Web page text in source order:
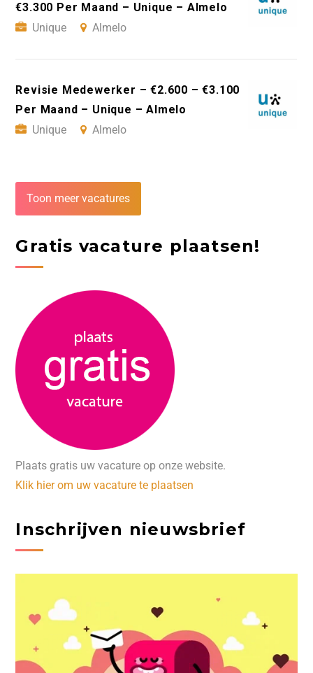
€3.300 Per Maand – Unique – Almelo
Unique
Almelo
Revisie Medewerker – €2.600 – €3.100
Per Maand – Unique – Almelo
Unique
Almelo
Toon meer vacatures
Gratis vacature plaatsen!
Plaats gratis uw vacature op onze website.
Klik hier om uw vacature te plaatsen
Inschrijven nieuwsbrief